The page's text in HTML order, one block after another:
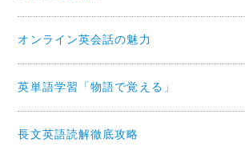
オンライン英会話の魅力
英単語学習「物語で覚える」
長文英語読解徹底攻略